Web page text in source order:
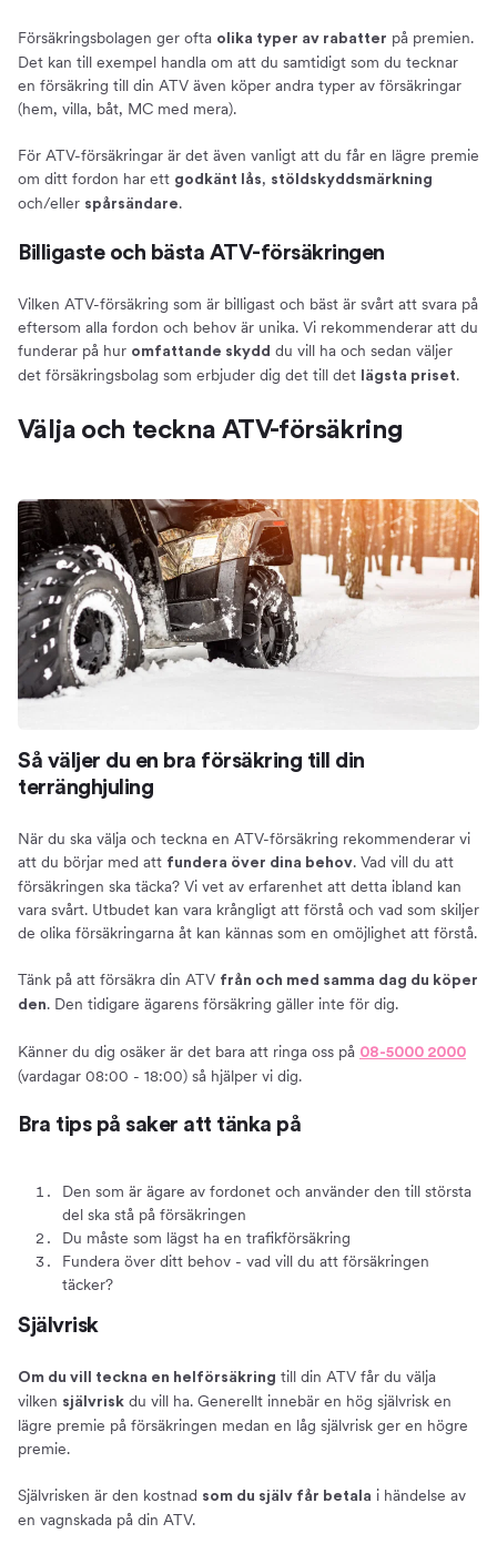
Försäkringsbolagen ger ofta olika typer av rabatter på premien.
Det kan till exempel handla om att du samtidigt som du tecknar
en försäkring till din ATV även köper andra typer av försäkringar
(hem, villa, båt, MC med mera).
För ATV-försäkringar är det även vanligt att du får en lägre premie
om ditt fordon har ett godkänt lås, stöldskyddsmärkning
och/eller spårsändare.
Billigaste och bästa ATV-försäkringen
Vilken ATV-försäkring som är billigast och bäst är svårt att svara på
eftersom alla fordon och behov är unika. Vi rekommenderar att du
funderar på hur omfattande skydd du vill ha och sedan väljer
det försäkringsbolag som erbjuder dig det till det
lägsta priset.
Välja och teckna ATV-försäkring
Så väljer du en bra försäkring till din
terränghjuling
När du ska välja och teckna en ATV-försäkring rekommenderar vi
att du börjar med att fundera över dina behov. Vad vill du att
försäkringen ska täcka? Vi vet av erfarenhet att detta ibland kan
vara svårt. Utbudet kan vara krångligt att förstå och vad som skiljer
de olika försäkringarna åt kan kännas som en omöjlighet att förstå.
Tänk på att försäkra din ATV från och med samma dag du köper
den. Den tidigare ägarens försäkring gäller inte för dig.
Känner du dig osäker är det bara att ringa oss på 08-5000 2000
(vardagar 08:00 - 18:00) så hjälper vi dig.
Bra tips på saker att tänka på
Den som är ägare av fordonet och använder den till största
del ska stå på försäkringen
Du måste som lägst ha en trafikförsäkring
Fundera över ditt behov - vad vill du att försäkringen
täcker?
Självrisk
Om du vill teckna en helförsäkring till din ATV får du välja
vilken självrisk du vill ha. Generellt innebär en hög självrisk en
lägre premie på försäkringen medan en låg självrisk ger en högre
premie.
Självrisken är den kostnad som du själv får betala i händelse av
en vagnskada på din ATV.